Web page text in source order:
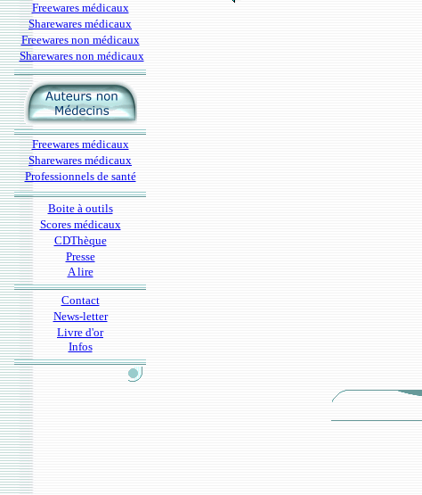
Freewares médicaux
Sharewares médicaux
Freewares non médicaux
Sharewares non médicaux
Freewares médicaux
Sharewares médicaux
Professionnels de santé
Boite à outils
Scores médicaux
CDThèque
Presse
A lire
Contact
News-letter
Livre d'or
Infos